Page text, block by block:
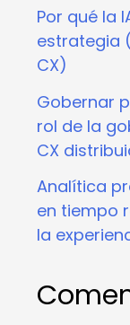
Por qué la
estrategia
CX)
Gobernar
rol de la
CX
Analítica
en tiempo
la